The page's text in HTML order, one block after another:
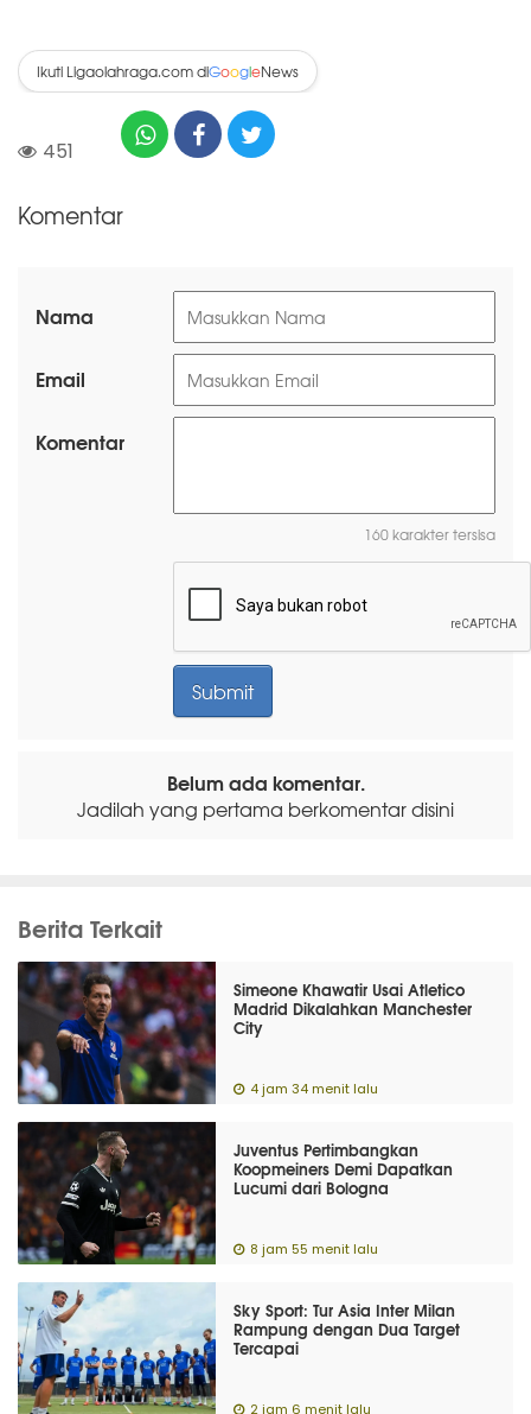
Ikuti Ligaolahraga.com diGoogleNews
451
Komentar
Nama
Email
Komentar
160 karakter tersisa
Belum ada komentar.
Jadilah yang pertama berkomentar disini
Berita Terkait
Simeone Khawatir Usai Atletico
Madrid Dikalahkan Manchester
City
4 jam 34 menit lalu
Juventus Pertimbangkan
Koopmeiners Demi Dapatkan
Lucumi dari Bologna
8 jam 55 menit lalu
Sky Sport: Tur Asia Inter Milan
Rampung dengan Dua Target
Tercapai
2 jam 6 menit lalu